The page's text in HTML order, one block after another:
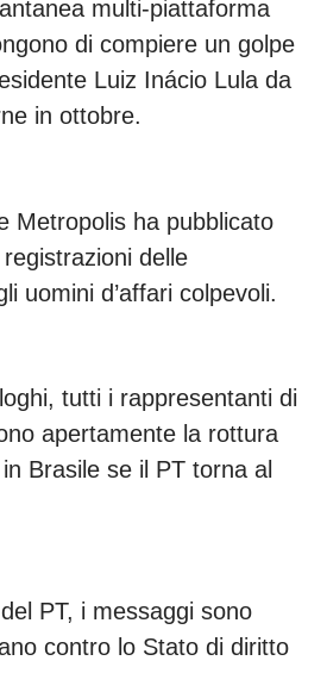
multi-piattaforma
di compiere un golpe
Luiz Inácio Lula da
in ottobre.
Metropolis ha pubblicato
delle
uomini d’affari colpevoli.
tutti i rappresentanti di
apertamente la rottura
Brasile se il PT torna al
PT, i messaggi sono
contro lo Stato di diritto